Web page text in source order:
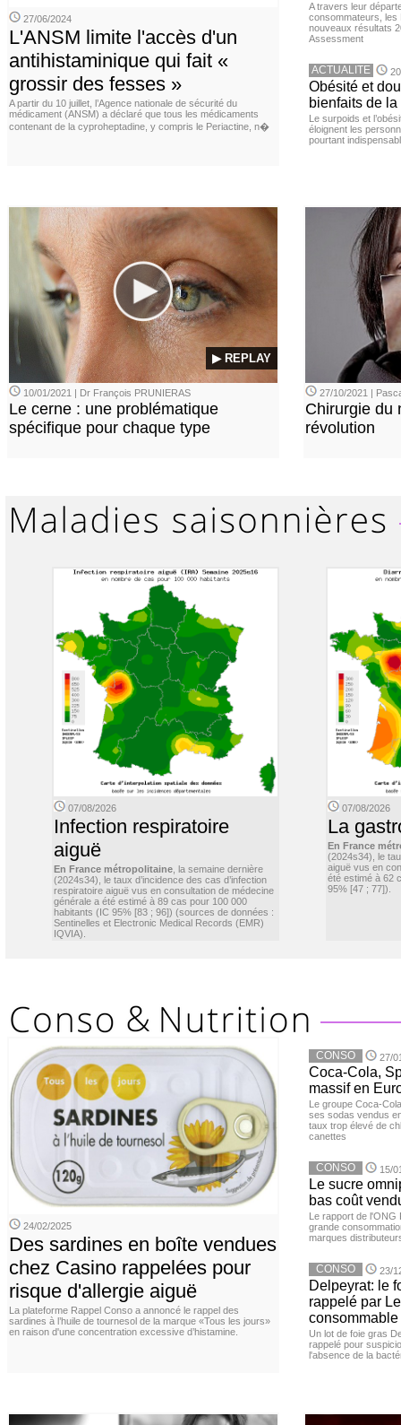
27/06/2024
L'ANSM limite l'accès d'un
antihistaminique qui fait «
grossir des fesses »
A partir du 10 juillet, l’Agence nationale de sécurité du
médicament (ANSM) a déclaré que tous les médicaments
contenant de la cyproheptadine, y compris le Periactine, n�
A travers leur
consommateurs, les
nouveaux résultats
Assessment
ACTUALITE
Obésité et
bienfaits de
Le surpoids et
éloignent les
pourtant
▶ REPLAY
10/01/2021 | Dr François PRUNIERAS
Le cerne : une problématique
spécifique pour chaque type
27/10/2021 |
Chirurgie du
révolution
07/08/2026
Infection respiratoire
aiguë
En France métropolitaine , la semaine dernière
(2024s34), le taux d’incidence des cas d’infection
respiratoire aiguë vus en consultation de médecine
générale a été estimé à 89 cas pour 100 000
habitants (IC 95% [83 ; 96]) (sources de données :
Sentinelles et Electronic Medical Records (EMR)
IQVIA).
07/08/2026
La
En France
(2024s34), le
aiguë vus en
été estimé à 62
95% [47 ; 77]).
24/02/2025
Des sardines en boîte vendues
chez Casino rappelées pour
risque d'allergie aiguë
La plateforme Rappel Conso a annoncé le rappel des
sardines à l’huile de tournesol de la marque «Tous les jours»
en raison d'une concentration excessive d’histamine.
CONSO 27/
Coca-Cola,
massif en
Le groupe Coca-
ses sodas vendus
taux trop élevé de
canettes
CONSO 15/
Le sucre
bas coût
Le rapport de l'ONG
grande
marques
CONSO 23/
Delpeyrat: le
rappelé par
consommable
Un lot de foie gras
rappelé pour
l'absence de la